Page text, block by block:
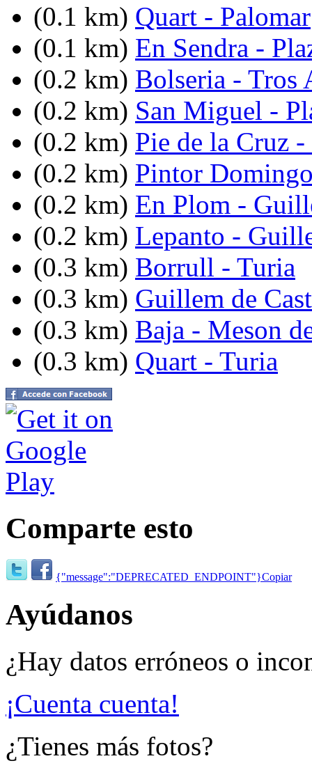
(0.1 km) Quart - Palomar
(0.1 km) En Sendra -
(0.2 km) Bolseria - Tros
(0.2 km) San Miguel -
(0.2 km) Pie de la Cruz
(0.2 km) Pintor
(0.2 km) En Plom -
(0.2 km) Lepanto -
(0.3 km) Borrull - Turia
(0.3 km) Guillem de
(0.3 km) Baja - Meson
(0.3 km) Quart - Turia
Comparte esto
{"message":"DEPRECATED_ENDPOINT"}Copiar
Ayúdanos
¿Hay datos erróneos o
¡Cuenta cuenta!
¿Tienes más fotos?